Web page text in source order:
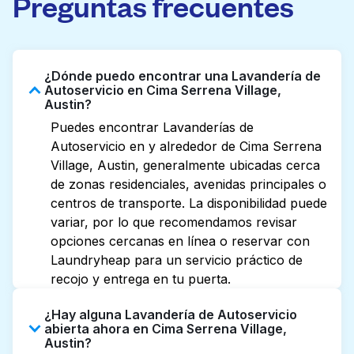
¿Dónde puedo encontrar una Lavandería de
Autoservicio en Cima Serrena Village,
Austin?
Puedes encontrar Lavanderías de
Autoservicio en y alrededor de Cima Serrena
Village, Austin, generalmente ubicadas cerca
de zonas residenciales, avenidas principales o
centros de transporte. La disponibilidad puede
variar, por lo que recomendamos revisar
opciones cercanas en línea o reservar con
Laundryheap para un servicio práctico de
recojo y entrega en tu puerta.
¿Hay alguna Lavandería de Autoservicio
abierta ahora en Cima Serrena Village,
Austin?